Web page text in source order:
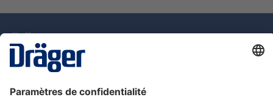
pour la vie
Assistance téléphonique